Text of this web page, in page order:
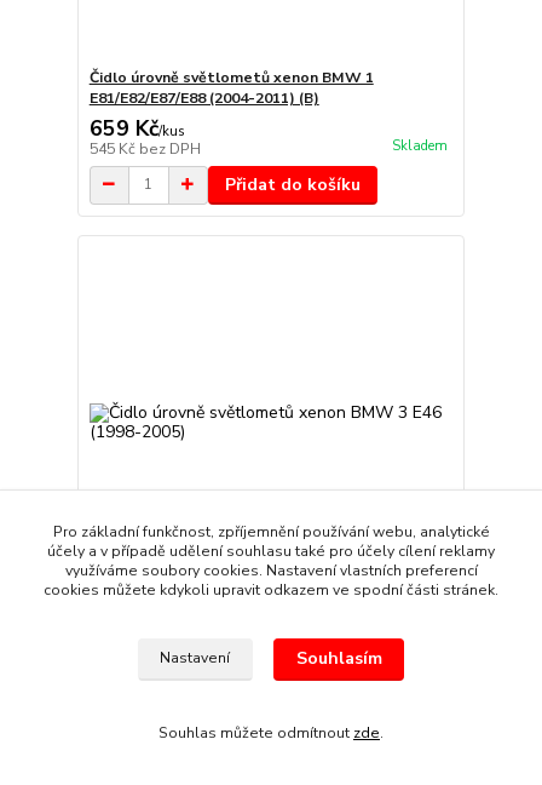
Čidlo úrovně světlometů xenon BMW 1
E81/E82/E87/E88 (2004-2011) (B)
659 Kč/kus
545 Kč bez DPH Skladem
Přidat do košíku
Přidat do košíku
Pro základní funkčnost, zpříjemnění používání webu, analytické
účely a v případě udělení souhlasu také pro účely cílení reklamy
využíváme soubory cookies. Nastavení vlastních preferencí
cookies můžete kdykoli upravit odkazem ve spodní části stránek.
Nastavení Souhlasím
Souhlas můžete odmítnout zde.